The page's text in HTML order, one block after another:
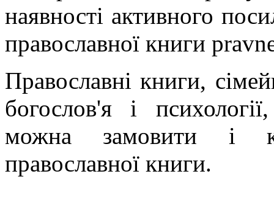
наявності активного
православної книги
Православні книги,
богослов'я і
можна замовити і
православної книги.